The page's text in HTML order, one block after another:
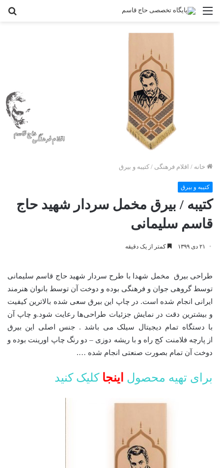
منو
خانه / اقلام فرهنگی / کتیبه و بیرق
کتیبه و بیرق
کتیبه / بیرق مخمل سردار شهید حاج
قاسم سلیمانی
۲۱ دی ۱۳۹۹ کمتر از یک دقیقه
طراحی بیرق مخمل شهدا با طرح سردار شهید حاج قاسم سلیمانی
توسط گروهی جوان و فرهنگی بوده و دوخت آن توسط بانوان هنرمند
ایرانی انجام شده است. در چاپ این بیرق سعی شده بالاترین کیفیت
و بیشترین دقت در نمایش جزئیات طراحی‌ها رعایت شود.و چاپ آن
با دستگاه تمام دیجیتال سیلک می باشد . جنس اصلی این بیرق
از پارچه فلامنت کج راه و با ریشه دوزی – دو رنگ چاپ اورینت بوده و
دوخت آن تمام بصورت صنعتی انجام شده ….
برای تهیه محصول اینجا کلیک کنید